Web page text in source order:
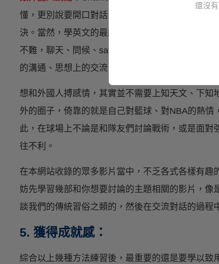
懂，更別說要開口對話。其實，關於聽力這點，只
決。當然，學英文的最終目的，是希望能夠應用所
不難，聊天、問候、say bye-bye很多人都會，但是
的溝通、思想上的交流？這又是另外一回事了。
想和外國人搏感情，其實並不需要上知天文、下
外的圈子，倚靠的就是自己對籃球、對NBA的熱
此，在球場上不論是和隊友們討論戰術，或是面
往不利。
在本網站收錄的眾多影片當中，不乏各式各樣有
妨先學習幾部和你想要討論的主題相關的影片，
談我們的傳統習俗之類的，然後在交流對話的過程
5. 獲得成就感：
綜合以上幾種方法練習後，最重要的還是要學以致
還沒